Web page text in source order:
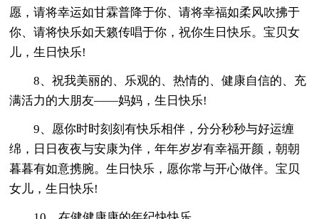
愿，请将幸运如甘霖普降于你、请将幸福如柔风吹拂于
你、请将快乐如天籁传唱于你，祝你生日快乐。宝贝女
儿，生日快乐!
8、祝我美丽的、乐观的、热情的、健康自信的、充
满活力的大朋友——妈妈，生日快乐!
9、愿你时时刻刻有快乐相伴，分分秒秒与好运缠
绵，日日夜夜与安康为伴，年年岁岁有幸福开颜，朝朝
暮暮有如意携腕。生日快乐，愿你常与开心做伴。宝贝
女儿，生日快乐!